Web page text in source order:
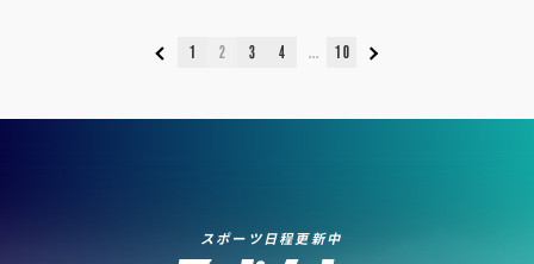
1 2 3 4 10
スポーツ日程更新中